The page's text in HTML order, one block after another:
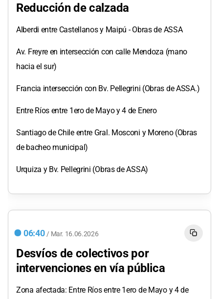
Reducción de calzada
Alberdi entre Castellanos y Maipú - Obras de ASSA
Av. Freyre en intersección con calle Mendoza (mano
hacia el sur)
Francia intersección con Bv. Pellegrini (Obras de ASSA.)
Entre Ríos entre 1ero de Mayo y 4 de Enero
Santiago de Chile entre Gral. Mosconi y Moreno (Obras
de bacheo municipal)
Urquiza y Bv. Pellegrini (Obras de ASSA)
06:40 / Mar. 16.06.2026
Desvíos de colectivos por
intervenciones en vía pública
Zona afectada: Entre Ríos entre 1ero de Mayo y 4 de